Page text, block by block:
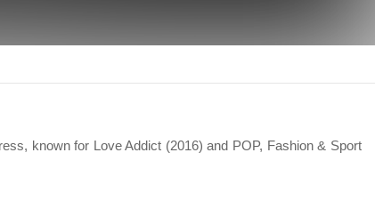
known for Love Addict (2016) and POP, Fashion & Sport